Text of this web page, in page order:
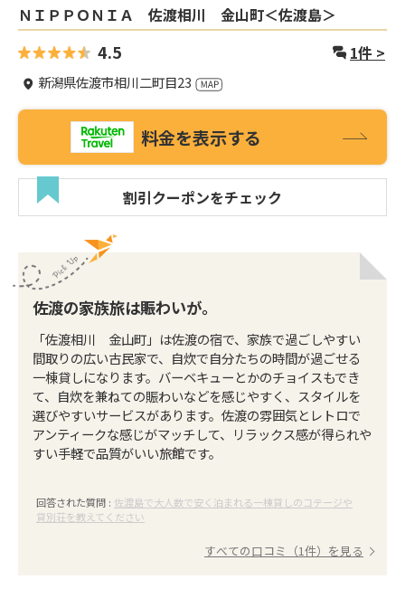
ＮＩＰＰＯＮＩＡ 佐渡相川 金山町＜佐渡島＞
4.5 1件 >
新潟県佐渡市相川二町目23
料金を表示する
割引クーポンをチェック
佐渡の家族旅は賑わいが。
「佐渡相川 金山町」は佐渡の宿で、家族で過ごしやすい
間取りの広い古民家で、自炊で自分たちの時間が過ごせる
一棟貸しになります。バーベキューとかのチョイスもでき
て、自炊を兼ねての賑わいなどを感じやすく、スタイルを
選びやすいサービスがあります。佐渡の雰囲気とレトロで
アンティークな感じがマッチして、リラックス感が得られや
すい手軽で品質がいい旅館です。
回答された質問 : 佐渡島で大人数で安く泊まれる一棟貸しのコテージや
貸別荘を教えてください
すべての口コミ（1件）を見る